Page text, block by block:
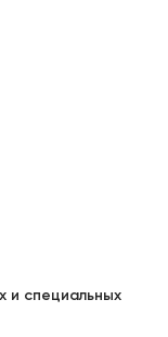
и специальных